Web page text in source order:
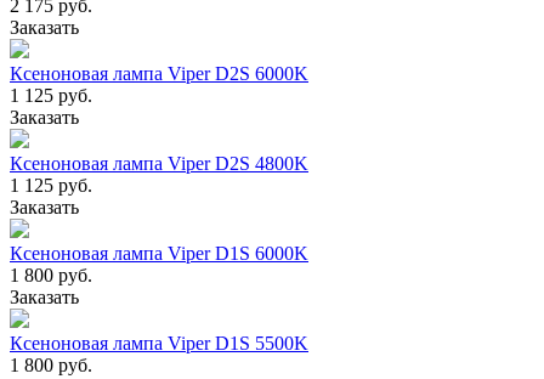
2 175 руб.
Заказать
Ксеноновая лампа Viper D2S 6000K
1 125 руб.
Заказать
Ксеноновая лампа Viper D2S 4800K
1 125 руб.
Заказать
Ксеноновая лампа Viper D1S 6000K
1 800 руб.
Заказать
Ксеноновая лампа Viper D1S 5500K
1 800 руб.